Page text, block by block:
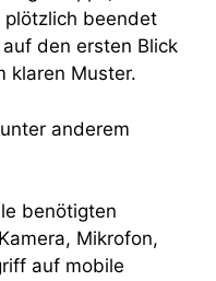
beendet
den ersten Blick
klaren Muster.
anderem
benötigten
Mikrofon,
auf mobile